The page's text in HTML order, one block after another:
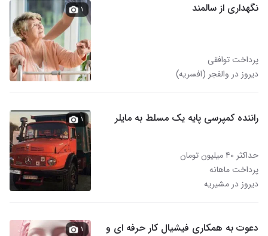
نگهداری از سالمند
پرداخت توافقی
دیروز در والفجر (افسریه)
۱
راننده کمپرسی پایه یک مسلط به مایلر
حداکثر ۴۰ میلیون تومان
پرداخت ماهانه
دیروز در مشیریه
۱
دعوت به همکاری فیشیال کار حرفه ای و
۱